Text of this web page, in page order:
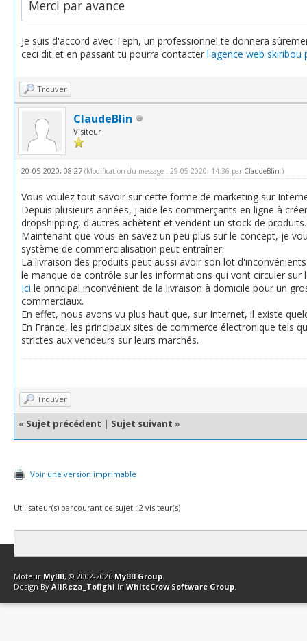
Merci par avance
Je suis d'accord avec Teph, un professionnel te donnera
ceci dit et en passant tu pourra contacter l'agence web skiribou
Trouver
ClaudeBlin
Visiteur
20-05-2020, 08:27 (Modification du message : 29-05-2020, 14:36 par ClaudeBlin .)
Vous voulez tout savoir sur cette forme de marketing sur
Depuis plusieurs années, j'aide les commerçants en ligne à
dropshipping, d'autres achètent et vendent un stock de
Maintenant que vous en savez un peu plus sur le concept, je
système de commercialisation peut entraîner.
La livraison des produits peut aussi avoir son lot
le manque de contrôle sur les informations qui vont circuler sur
Ici le principal inconvénient de la livraison à domicile pour un
commerciaux.
En effet, nous avons vu plus haut que, sur Internet, il existe
En France, les principaux sites de commerce électronique tels
strictes aux vendeurs sur leurs marchés.
Trouver
« Sujet précédent | Sujet suivant »
Voir une version imprimable
Utilisateur(s) parcourant ce sujet : 2 visiteur(s)
Contact Club Affiliation Retourner en haut Version bas-débit
Moteur MyBB, © 2002-2026 MyBB Group.
Design By AliReza_Tofighi In WhiteCrow Software Group.